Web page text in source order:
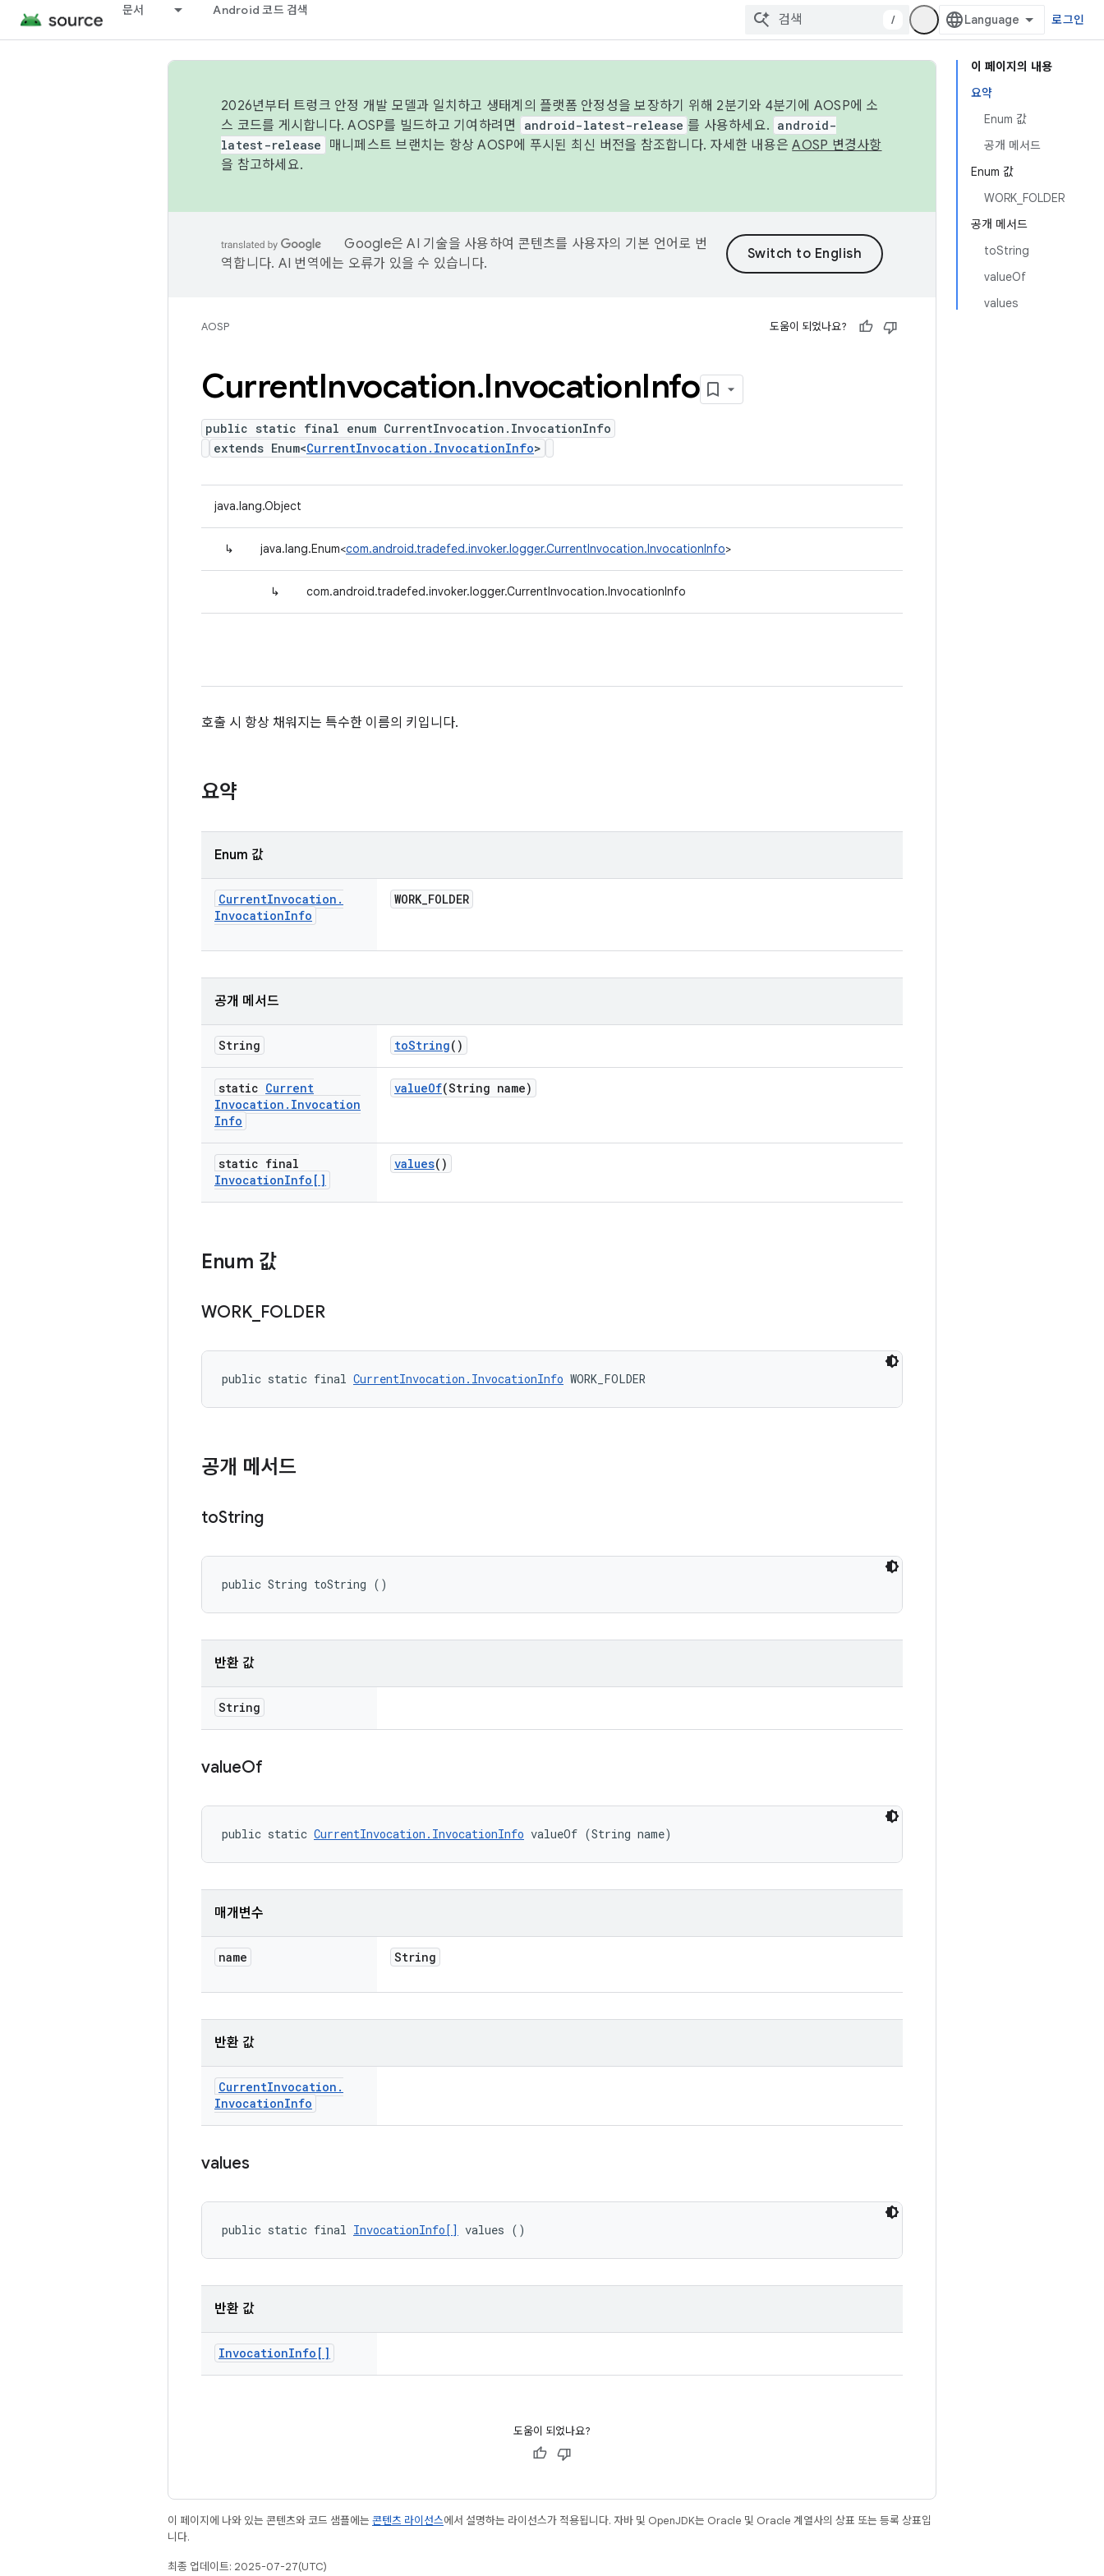
문서 Android 코드 검색
/ 로그인
이 페이지의 내용
요약
Enum 값
공개 메서드
Enum 값
WORK_FOLDER
공개 메서드
toString
valueOf
values
2026년부터 트렁크 안정 개발 모델과 일치하고 생태계의 플랫폼 안정성을 보장하기 위해 2분기와 4분기에 AOSP에 소
스 코드를 게시합니다. AOSP를 빌드하고 기여하려면
android-latest-release 를 사용하세요. android-
latest-release
매니페스트 브랜치는 항상 AOSP에 푸시된 최신 버전을 참조합니다. 자세한 내용은AOSP 변경사항
을 참고하세요.
Google은 AI 기술을 사용하여 콘텐츠를 사용자의 기본 언어로 번
역합니다. AI 번역에는 오류가 있을 수 있습니다.
AOSP 도움이 되었나요?
CurrentInvocation.InvocationInfo
public static final enum CurrentInvocation.InvocationInfo
extends Enum<CurrentInvocation.InvocationInfo>
java.lang.Object
↳ java.lang.Enum<com.android.tradefed.invoker.logger.CurrentInvocation.InvocationInfo>
↳ com.android.tradefed.invoker.logger.CurrentInvocation.InvocationInfo
호출 시 항상 채워지는 특수한 이름의 키입니다.
요약
Enum 값
CurrentInvocation .
InvocationInfo
WORK_FOLDER
공개 메서드
String toString()
static Current
Invocation . Invocation
Info
valueOf(String name)
static final
InvocationInfo[]
values()
Enum 값
WORK FOLDER
public static final CurrentInvocation.InvocationInfo WORK_FOLDER
공개 메서드
toString
public String toString ()
반환 값
String
valueOf
public static CurrentInvocation.InvocationInfo valueOf (String name)
매개변수
name String
반환 값
CurrentInvocation .
InvocationInfo
values
public static final InvocationInfo[] values ()
반환 값
InvocationInfo[]
도움이 되었나요?
이 페이지에 나와 있는 콘텐츠와 코드 샘플에는 콘텐츠 라이선스에서 설명하는 라이선스가 적용됩니다. 자바 및 OpenJDK는 Oracle 및 Oracle 계열사의 상표 또는 등록 상표입
니다.
최종 업데이트: 2025-07-27(UTC)